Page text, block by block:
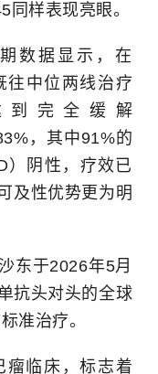
样表现亮眼。
数据显示，在
往中位两线治疗
到完全缓解
，其中91%的
）阴性，疗效已
及性优势更为明
东于2026年5月
抗头对头的全球
准治疗。
瘤临床，标志着